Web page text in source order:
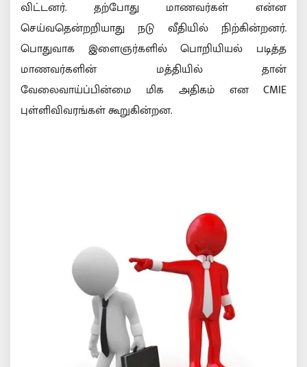
விட்டனர். தற்போது மாணவர்கள் என்ன
செய்வதென்றறியாது நடு வீதியில் நிற்கின்றனர்.
பொதுவாக இளைஞர்களில் பொறியியல் படித்த
மாணவர்களின் மத்தியில் தான்
வேலைவாய்ப்பின்மை மிக அதிகம் என CMIE
புள்ளிவிவரங்கள் கூறுகின்றன.